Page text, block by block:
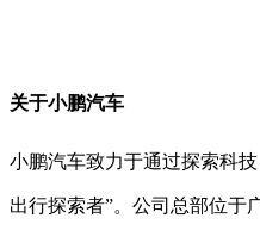
关于小鹏汽车
小鹏汽车致力于通过探索科
出行探索者”。公司总部位于